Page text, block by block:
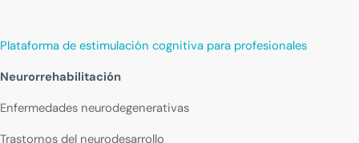
Plataforma de estimulación cognitiva para profesionales
Neurorrehabilitación
Enfermedades neurodegenerativas
Trastornos del neurodesarrollo